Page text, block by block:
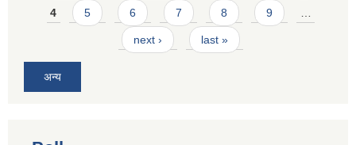
4 5 6 7 8 9 …
next › last »
अन्य